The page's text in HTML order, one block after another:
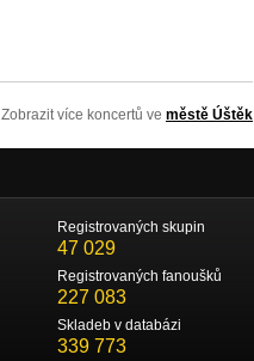
Zobrazit více koncertů ve městě Úštěk
Registrovaných skupin
47 029
Registrovaných fanoušků
227 083
Skladeb v databázi
339 773